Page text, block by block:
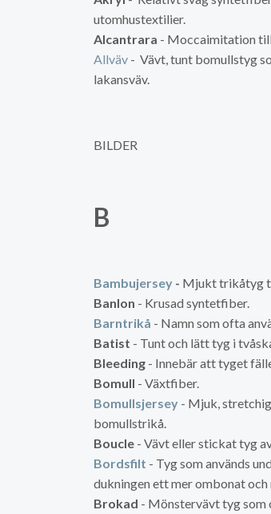
utomhustextilier.
Alcantrara - Moccaimitation
Allväv - Vävt, tunt bomullstyg
lakansväv.
BILDER
B
Bambujersey - Mjukt trikåtyg
Banlon - Krusad syntetfiber.
Barntrikå - Namn som ofta
Batist - Tunt och lätt tyg i
Bleeding - Innebär att tyget
Bomull - Växtfiber.
Bomullsjersey - Mjuk,
bomullstrikå.
Boucle - Vävt eller stickat tyg
Bordsfilt - Tyg som används
dukningen ett mer ombonat
Brokad - Mönstervävt tyg som